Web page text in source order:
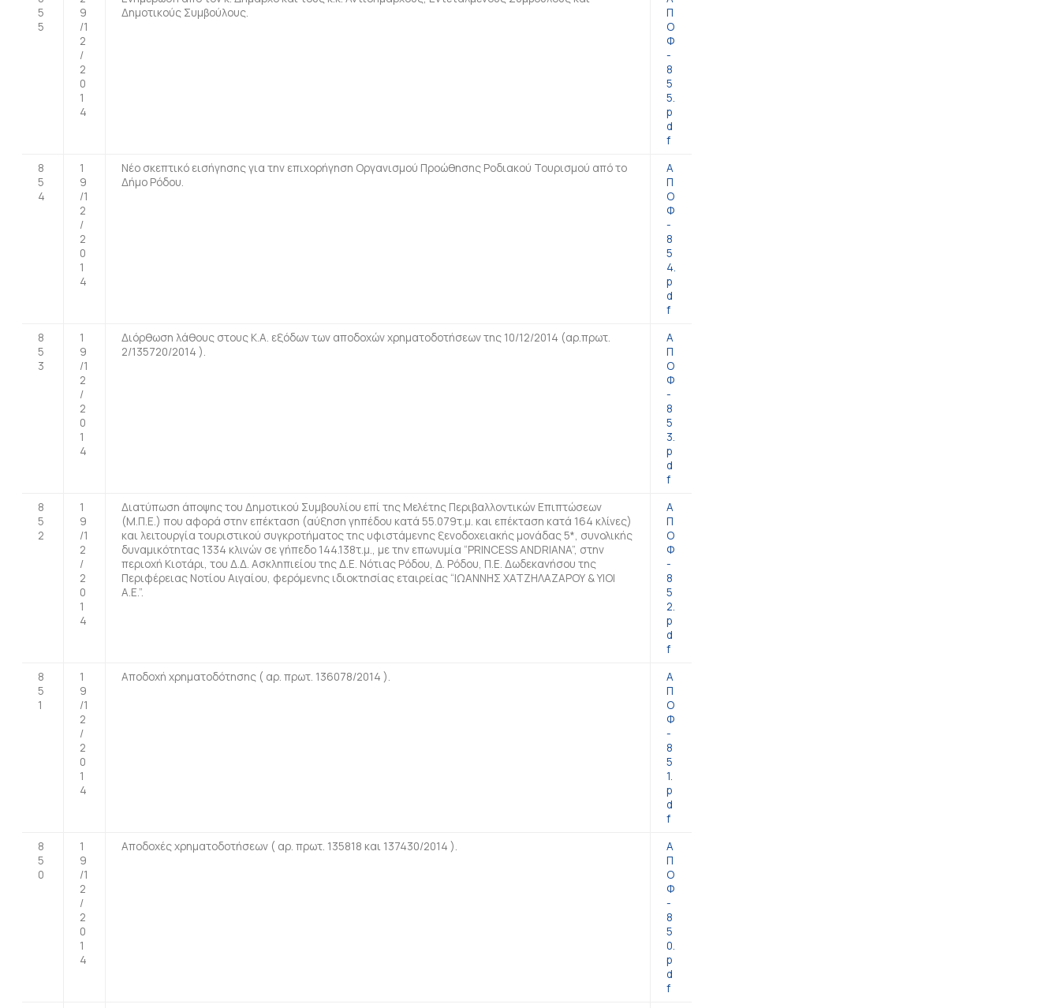
5
5
9
/1
2
/
2
0
1
4
Δημοτικούς Συμβούλους.
Π
Ο
Φ
-
8
5
5.
p
d
f
8
5
4
1
9
/1
2
/
2
0
1
4
Νέο σκεπτικό εισήγησης για την επιχορήγηση Οργανισμού Προώθησης Ροδιακού Τουρισμού από το
Δήμο Ρόδου.
Α
Π
Ο
Φ
-
8
5
4.
p
d
f
8
5
3
1
9
/1
2
/
2
0
1
4
Διόρθωση λάθους στους Κ.Α. εξόδων των αποδοχών χρηματοδοτήσεων της 10/12/2014 (αρ.πρωτ.
2/135720/2014 ).
Α
Π
Ο
Φ
-
8
5
3.
p
d
f
8
5
2
1
9
/1
2
/
2
0
1
4
Διατύπωση άποψης του Δημοτικού Συμβουλίου επί της Μελέτης Περιβαλλοντικών Επιπτώσεων
(Μ.Π.Ε.) που αφορά στην επέκταση (αύξηση γηπέδου κατά 55.079τ.μ. και επέκταση κατά 164 κλίνες)
και λειτουργία τουριστικού συγκροτήματος της υφιστάμενης ξενοδοχειακής μονάδας 5*, συνολικής
δυναμικότητας 1334 κλινών σε γήπεδο 144.138τ.μ., με την επωνυμία “PRINCESS ANDRIANA”, στην
περιοχή Κιοτάρι, του Δ.Δ. Ασκληπιείου της Δ.Ε. Νότιας Ρόδου, Δ. Ρόδου, Π.Ε. Δωδεκανήσου της
Περιφέρειας Νοτίου Αιγαίου, φερόμενης ιδιοκτησίας εταιρείας “ΙΩΑΝΝΗΣ ΧΑΤΖΗΛΑΖΑΡΟΥ & ΥΙΟΙ
Α.Ε.”.
Α
Π
Ο
Φ
-
8
5
2.
p
d
f
8
5
1
1
9
/1
2
/
2
0
1
4
Αποδοχή χρηματοδότησης ( αρ. πρωτ. 136078/2014 ).
Α
Π
Ο
Φ
-
8
5
1.
p
d
f
8
5
0
1
9
/1
2
/
2
0
1
4
Αποδοχές χρηματοδοτήσεων ( αρ. πρωτ. 135818 και 137430/2014 ).
Α
Π
Ο
Φ
-
8
5
0.
p
d
f